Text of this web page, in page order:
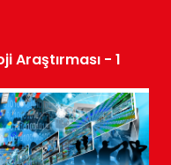
Araştırması - 1